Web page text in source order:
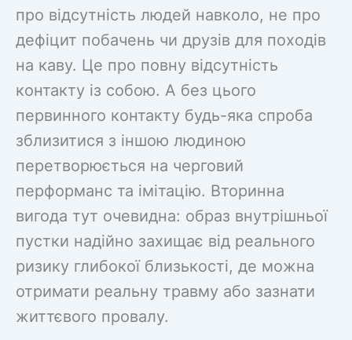
про відсутність людей навколо, не про
дефіцит побачень чи друзів для походів
на каву. Це про повну відсутність
контакту із собою. А без цього
первинного контакту будь-яка спроба
зблизитися з іншою людиною
перетворюється на черговий
перформанс та імітацію. Вторинна
вигода тут очевидна: образ внутрішньої
пустки надійно захищає від реального
ризику глибокої близькості, де можна
отримати реальну травму або зазнати
життєвого провалу.